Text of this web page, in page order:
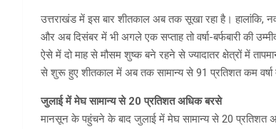
उत्तराखंड में इस बार शीतकाल अब तक सूखा रहा है। हालांकि,
और अब दिसंबर में भी अगले एक सप्ताह तो वर्षा-बर्फबारी की
ऐसे में दो माह से मौसम शुष्क बने रहने से ज्यादातर क्षेत्रों में
से शुरू हुए शीतकाल में अब तक सामान्य से 91 प्रतिशत कम
जुलाई में मेघ सामान्य से 20 प्रतिशत अधिक बरसे
मानसून के पहुंचने के बाद जुलाई में मेघ सामान्य से 20 प्रतिशत